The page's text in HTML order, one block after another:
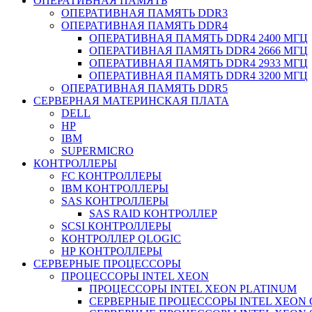
ОПЕРАТИВНАЯ ПАМЯТЬ DDR3
ОПЕРАТИВНАЯ ПАМЯТЬ DDR4
ОПЕРАТИВНАЯ ПАМЯТЬ DDR4 2400 МГЦ
ОПЕРАТИВНАЯ ПАМЯТЬ DDR4 2666 МГЦ
ОПЕРАТИВНАЯ ПАМЯТЬ DDR4 2933 МГЦ
ОПЕРАТИВНАЯ ПАМЯТЬ DDR4 3200 МГЦ
ОПЕРАТИВНАЯ ПАМЯТЬ DDR5
СЕРВЕРНАЯ МАТЕРИНСКАЯ ПЛАТА
DELL
HP
IBM
SUPERMICRO
КОНТРОЛЛЕРЫ
FC КОНТРОЛЛЕРЫ
IBM КОНТРОЛЛЕРЫ
SAS КОНТРОЛЛЕРЫ
SAS RAID КОНТРОЛЛЕР
SCSI КОНТРОЛЛЕРЫ
КОНТРОЛЛЕР QLOGIC
НР КОНТРОЛЛЕРЫ
СЕРВЕРНЫЕ ПРОЦЕССОРЫ
ПРОЦЕССОРЫ INTEL XEON
ПРОЦЕССОРЫ INTEL XEON PLATINUM
СЕРВЕРНЫЕ ПРОЦЕССОРЫ INTEL XEON